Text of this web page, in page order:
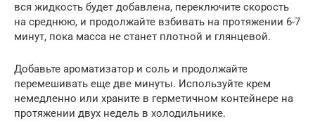
вся жидкость будет добавлена, переключите скорость
на среднюю, и продолжайте взбивать на протяжении 6-7
минут, пока масса не станет плотной и глянцевой.
Добавьте ароматизатор и соль и продолжайте
перемешивать еще две минуты. Используйте крем
немедленно или храните в герметичном контейнере на
протяжении двух недель в холодильнике.